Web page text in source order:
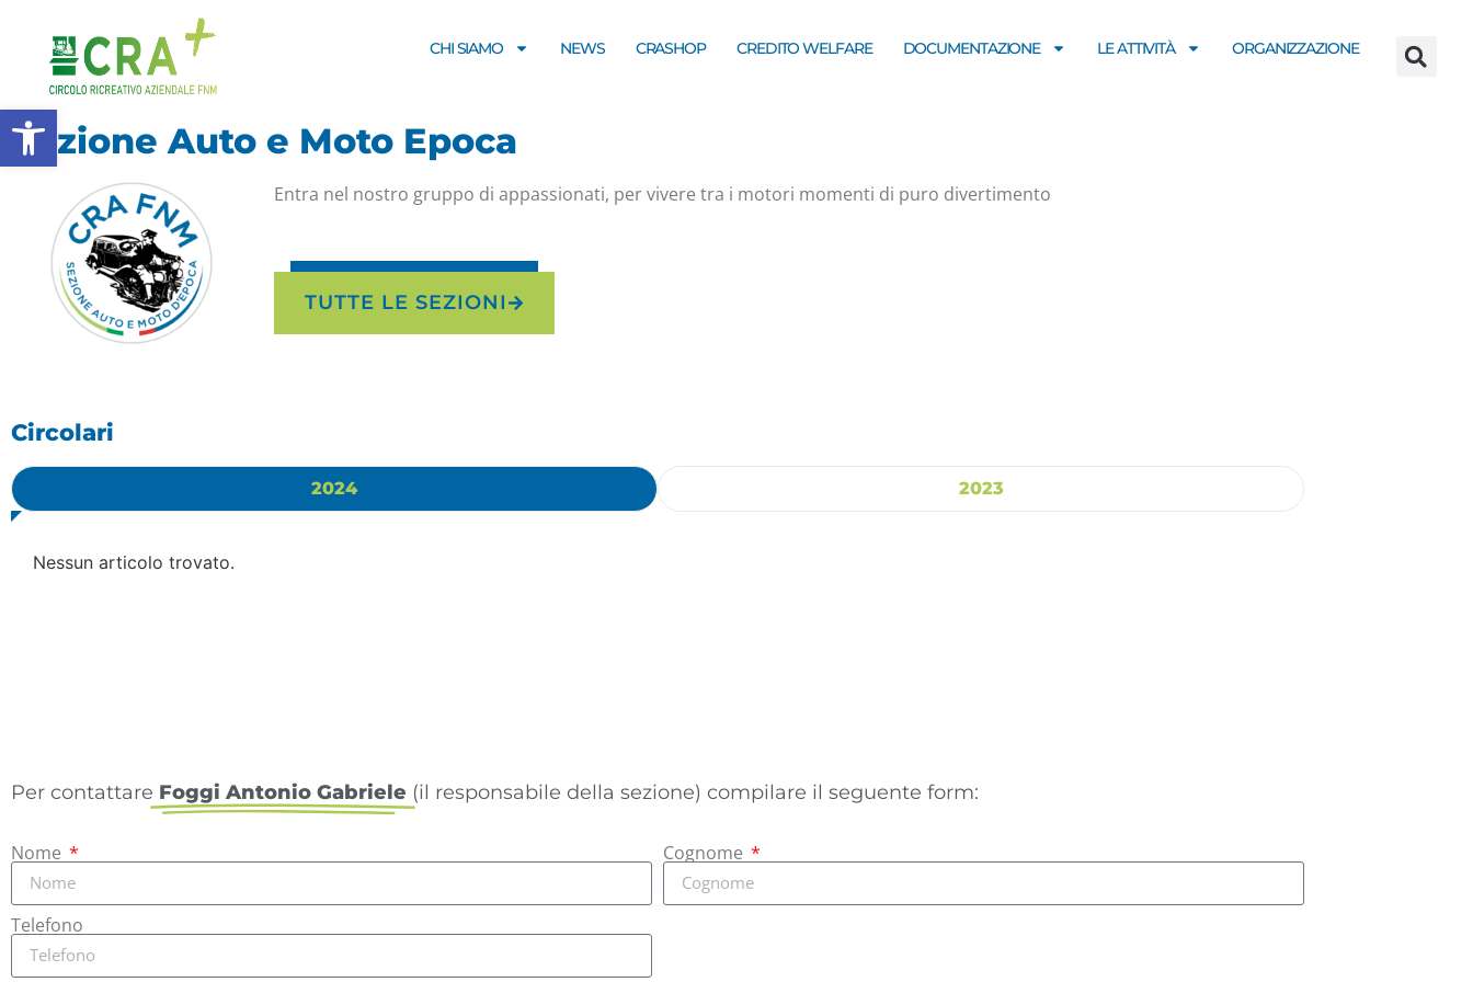
Apri la barra degli strumenti
CHI SIAMO NEWS CRASHOP CREDITO WELFARE DOCUMENTAZIONE LE ATTIVITÀ ORGANIZZAZIONE
Sezione Auto e Moto Epoca
Entra nel nostro gruppo di appassionati, per vivere tra i motori momenti di puro divertimento
TUTTE LE SEZIONI
Circolari
2024 2023
Nessun articolo trovato.
Per contattare Foggi Antonio Gabriele (il responsabile della sezione) compilare il seguente form:
Nome Cognome
Telefono